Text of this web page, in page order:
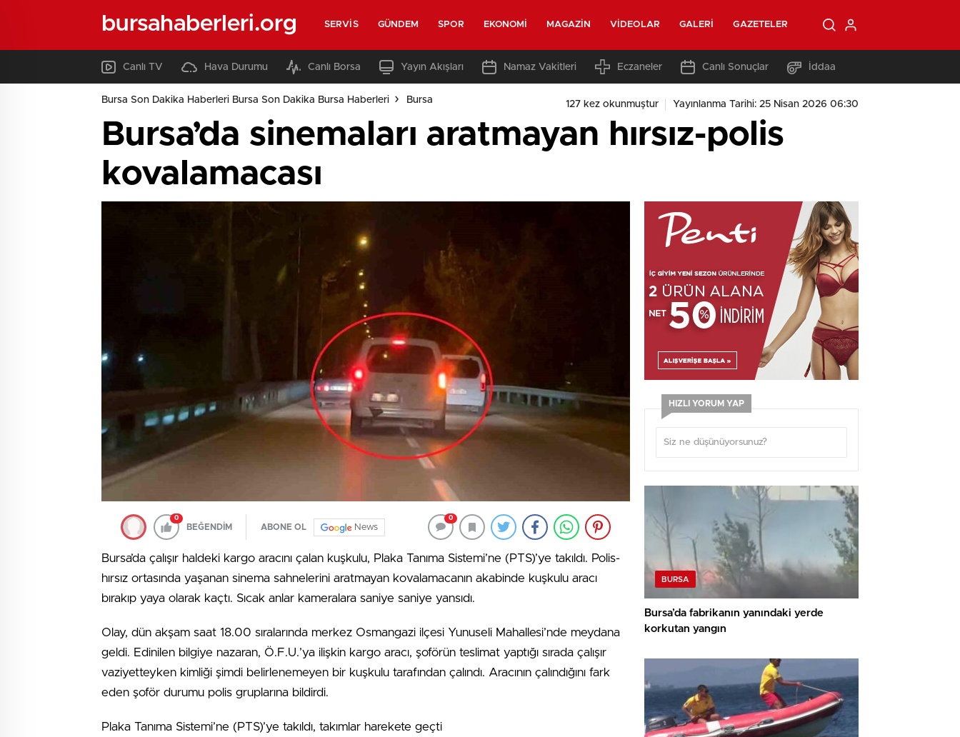
bursahaberleri.org SERVIS GÜNDEM SPOR EKONOMI MAGAZIN VIDEOLAR GALERI GAZETELER
Canlı TV Hava Durumu Canlı Borsa Yayın Akışları Namaz Vakitleri Eczaneler Canlı Sonuçlar İddaa
Bursa Son Dakika Haberleri Bursa Son Dakika Bursa Haberleri Bursa 127 kez okunmuştur Yayınlanma Tarihi: 25 Nisan 2026 06:30
Bursa’da sinemaları aratmayan hırsız-polis
kovalamacası
0
BEĞENDİM ABONE OL News
0
Bursa’da çalışır haldeki kargo aracını çalan kuşkulu, Plaka Tanıma Sistemi’ne (PTS)’ye takıldı. Polis-
hırsız ortasında yaşanan sinema sahnelerini aratmayan kovalamacanın akabinde kuşkulu aracı
bırakıp yaya olarak kaçtı. Sıcak anlar kameralara saniye saniye yansıdı.
Olay, dün akşam saat 18.00 sıralarında merkez Osmangazi ilçesi Yunuseli Mahallesi’nde meydana
geldi. Edinilen bilgiye nazaran, Ö.F.U.’ya ilişkin kargo aracı, şoförün teslimat yaptığı sırada çalışır
vaziyetteyken kimliği şimdi belirlenemeyen bir kuşkulu tarafından çalındı. Aracının çalındığını fark
eden şoför durumu polis gruplarına bildirdi.
Plaka Tanıma Sistemi’ne (PTS)’ye takıldı, takımlar harekete geçti
HIZLI YORUM YAP
BURSA
Bursa’da fabrikanın yanındaki yerde
korkutan yangın